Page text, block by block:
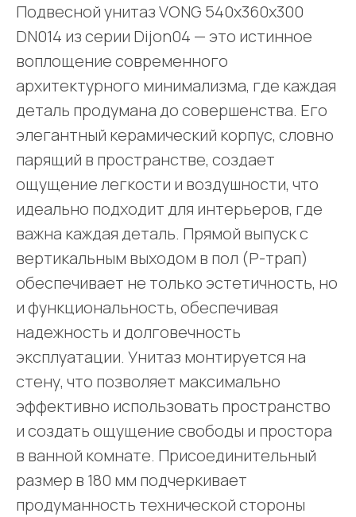
Подвесной унитаз VONG 540x360x300
DN014 из серии Dijon04 — это истинное
воплощение современного
архитектурного минимализма, где каждая
деталь продумана до совершенства. Его
элегантный керамический корпус, словно
парящий в пространстве, создает
ощущение легкости и воздушности, что
идеально подходит для интерьеров, где
важна каждая деталь. Прямой выпуск с
вертикальным выходом в пол (P-трап)
обеспечивает не только эстетичность, но
и функциональность, обеспечивая
надежность и долговечность
эксплуатации. Унитаз монтируется на
стену, что позволяет максимально
эффективно использовать пространство
и создать ощущение свободы и простора
в ванной комнате. Присоединительный
размер в 180 мм подчеркивает
продуманность технической стороны